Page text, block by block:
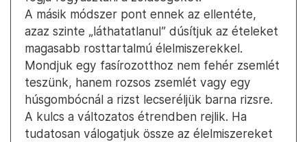
A másik módszer pont ennek az ellentéte,
azaz szinte „láthatatlanul” dúsítjuk az ételeket
magasabb rosttartalmú élelmiszerekkel.
Mondjuk egy fasírozotthoz nem fehér zsemlét
teszünk, hanem rozsos zsemlét vagy egy
húsgombócnál a rizst lecseréljük barna rizsre.
A kulcs a változatos étrendben rejlik. Ha
tudatosan válogatjuk össze az élelmiszereket